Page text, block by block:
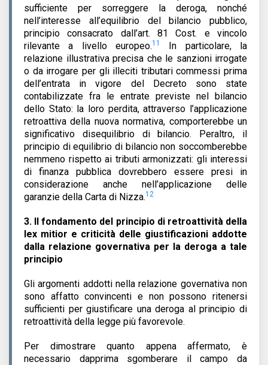
sufficiente per sorreggere la deroga, nonché
nell’interesse all’equilibrio del bilancio pubblico,
principio consacrato dall’art. 81 Cost. e vincolo
rilevante a livello europeo.11
In particolare, la
relazione illustrativa precisa che le sanzioni irrogate
o da irrogare per gli illeciti tributari commessi prima
dell’entrata in vigore del Decreto sono state
contabilizzate fra le entrate previste nel bilancio
dello Stato: la loro perdita, attraverso l’applicazione
retroattiva della nuova normativa, comporterebbe un
significativo disequilibrio di bilancio. Peraltro, il
principio di equilibrio di bilancio non soccomberebbe
nemmeno rispetto ai tributi armonizzati: gli interessi
di finanza pubblica dovrebbero essere presi in
considerazione anche nell’applicazione delle
garanzie della Carta di Nizza.12
3. Il fondamento del principio di retroattività della
lex mitior e criticità delle giustificazioni addotte
dalla relazione governativa per la deroga a tale
principio
Gli argomenti addotti nella relazione governativa non
sono affatto convincenti e non possono ritenersi
sufficienti per giustificare una deroga al principio di
retroattività della legge più favorevole.
Per dimostrare quanto appena affermato, è
necessario dapprima sgomberare il campo da